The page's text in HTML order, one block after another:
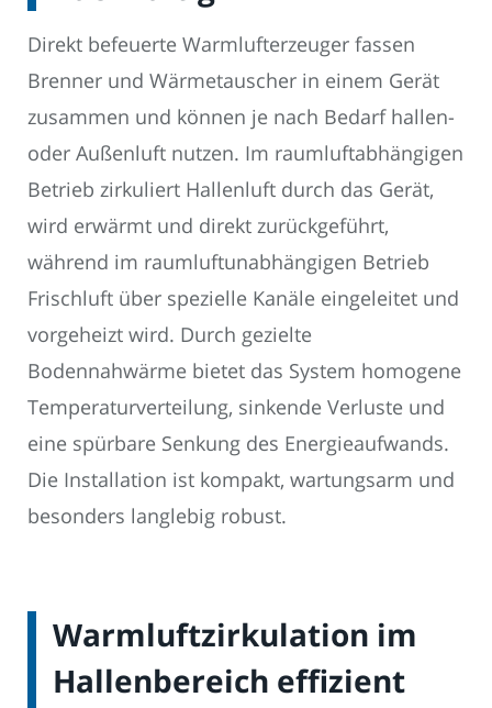
Direkt befeuerte Warmlufterzeuger fassen
Brenner und Wärmetauscher in einem Gerät
zusammen und können je nach Bedarf hallen-
oder Außenluft nutzen. Im raumluftabhängigen
Betrieb zirkuliert Hallenluft durch das Gerät,
wird erwärmt und direkt zurückgeführt,
während im raumluftunabhängigen Betrieb
Frischluft über spezielle Kanäle eingeleitet und
vorgeheizt wird. Durch gezielte
Bodennahwärme bietet das System homogene
Temperaturverteilung, sinkende Verluste und
eine spürbare Senkung des Energieaufwands.
Die Installation ist kompakt, wartungsarm und
besonders langlebig robust.
Warmluftzirkulation im
Hallenbereich effizient